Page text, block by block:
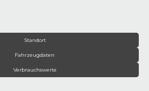
Standort
Fahrzeugdaten
Verbrauchswerte